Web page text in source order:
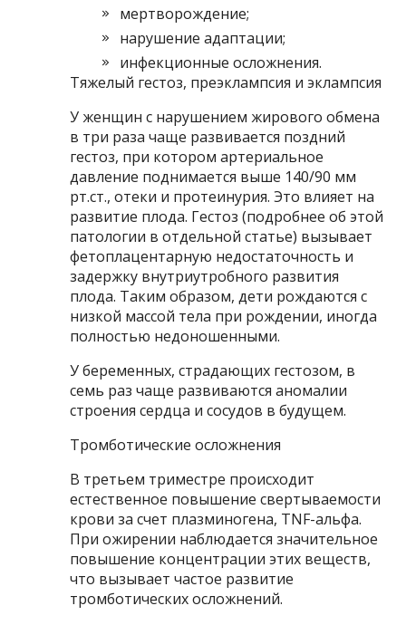
мертворождение;
нарушение адаптации;
инфекционные осложнения.
Тяжелый гестоз, преэклампсия и эклампсия
У женщин с нарушением жирового обмена
в три раза чаще развивается поздний
гестоз, при котором артериальное
давление поднимается выше 140/90 мм
рт.ст., отеки и протеинурия. Это влияет на
развитие плода. Гестоз (подробнее об этой
патологии в отдельной статье) вызывает
фетоплацентарную недостаточность и
задержку внутриутробного развития
плода. Таким образом, дети рождаются с
низкой массой тела при рождении, иногда
полностью недоношенными.
У беременных, страдающих гестозом, в
семь раз чаще развиваются аномалии
строения сердца и сосудов в будущем.
Тромботические осложнения
В третьем триместре происходит
естественное повышение свертываемости
крови за счет плазминогена, TNF-альфа.
При ожирении наблюдается значительное
повышение концентрации этих веществ,
что вызывает частое развитие
тромботических осложнений.